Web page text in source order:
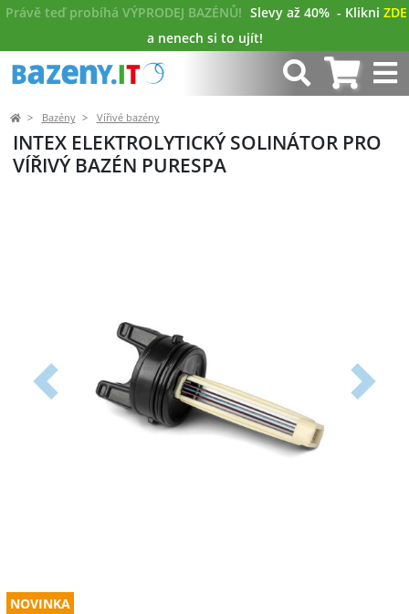
Právě teď probíhá VÝPRODEJ BAZÉNŮ! Slevy až 40% - Klikni ZDE
a nenech si to ujít!
Bazény Vířivé bazény
INTEX ELEKTROLYTICKÝ SOLINÁTOR PRO
VÍŘIVÝ BAZÉN PURESPA
Předchozí Další
NOVINKA